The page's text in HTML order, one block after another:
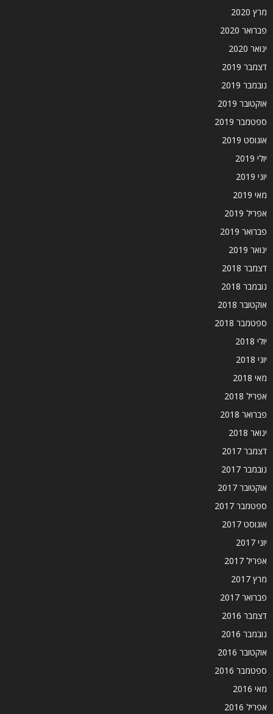
מרץ 2020
פברואר 2020
ינואר 2020
דצמבר 2019
נובמבר 2019
אוקטובר 2019
ספטמבר 2019
אוגוסט 2019
יולי 2019
יוני 2019
מאי 2019
אפריל 2019
פברואר 2019
ינואר 2019
דצמבר 2018
נובמבר 2018
אוקטובר 2018
ספטמבר 2018
יולי 2018
יוני 2018
מאי 2018
אפריל 2018
פברואר 2018
ינואר 2018
דצמבר 2017
נובמבר 2017
אוקטובר 2017
ספטמבר 2017
אוגוסט 2017
יוני 2017
אפריל 2017
מרץ 2017
פברואר 2017
דצמבר 2016
נובמבר 2016
אוקטובר 2016
ספטמבר 2016
מאי 2016
אפריל 2016